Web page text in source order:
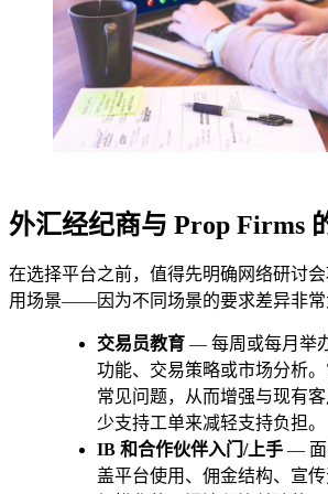
外汇经纪商与 Prop Firms
在选择平台之前，值得先明确网络研讨
用场景——因为不同场景的要求差异非常
交易员教育 — 每周或每月举
功能、交易策略或市场分析
常见问题，从而增强与现有
少支持工单来减轻支持负担。
IB 和合作伙伴入门/上手 — 面
盖平台使用、佣金结构、宣传